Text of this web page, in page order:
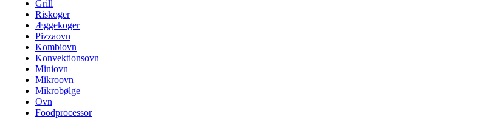
Grill
Riskoger
Æggekoger
Pizzaovn
Kombiovn
Konvektionsovn
Miniovn
Mikroovn
Mikrobølge
Ovn
Foodprocessor